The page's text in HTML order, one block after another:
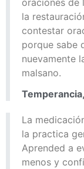
la
contestar
porque sabe
nuevamente
malsano.
La
la practica
Aprended a
menos y